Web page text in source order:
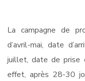
La campagne de
d’avril-mai, date
juillet, date de prise
effet, après 28-30